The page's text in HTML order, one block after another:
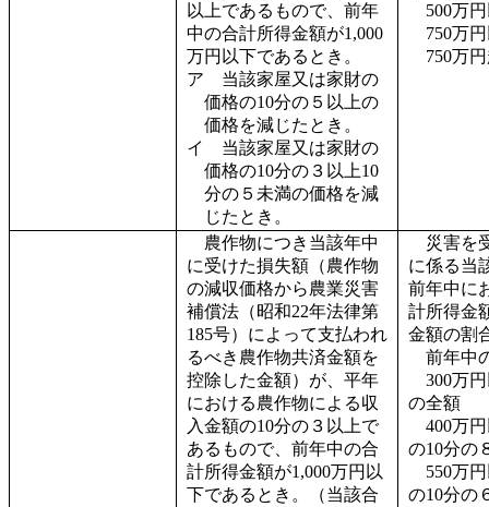
以上であるもので、前年
中の合計所得金額が1,000
万円以下であるとき。
ア 当該家屋又は家財の
価格の10分の５以上の
価格を減じたとき。
イ 当該家屋又は家財の
価格の10分の３以上10
分の５未満の価格を減
じたとき。
500万
750万
750万
農作物につき当該年中
に受けた損失額（農作物
の減収価格から農業災害
補償法（昭和22年法律第
185号）によって支払われ
るべき農作物共済金額を
控除した金額）が、平年
における農作物による収
入金額の10分の３以上で
あるもので、前年中の合
計所得金額が1,000万円以
下であるとき。（当該合
災害を
に係る当
前年中に
計所得金
金額の割
前年中
300万
の全額
400万
の10分の
550万
の10分の